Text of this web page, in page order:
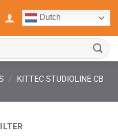
Dutch
/ KITTEC STUDIOLINE CB